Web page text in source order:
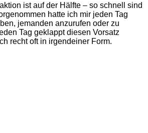
ist auf der Hälfte – so schnell sind
hatte ich mir jeden Tag
jemanden anzurufen oder zu
Tag geklappt diesen Vorsatz
recht oft in irgendeiner Form.